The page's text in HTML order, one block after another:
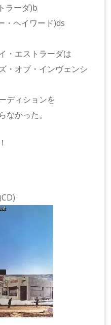
ラーダ)b
・ヘイワード)ds
・エストラーダは
・オブ・インヴェンシ
ディションを
なかった。